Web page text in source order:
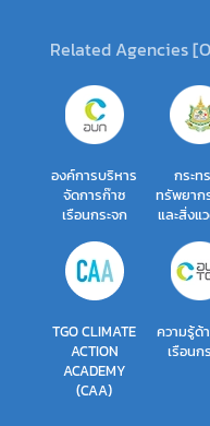
Related Agencies
องค์การบริหาร
จัดการก๊าซ
เรือนกระจก
กระท
ทรัพยาก
และสิ่งแ
TGO CLIMATE
ACTION
ACADEMY
(CAA)
ความรู้ด้
เรือนก